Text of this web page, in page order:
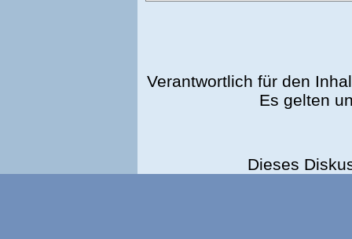
Verantwortlich für den
Es gelten
Dieses